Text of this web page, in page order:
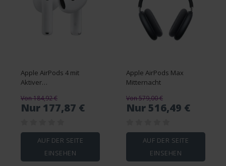
Apple AirPods 4 mit
Aktiver
Von 184,92 €
Nur 177,87 €
AUF DER SEITE
EINSEHEN
Apple AirPods Max
Mitternacht
Von 579,00 €
Nur 516,49 €
AUF DER SEITE
EINSEHEN